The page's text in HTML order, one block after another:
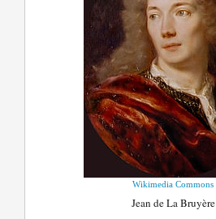
Wikimedia Commons
Jean de La Bruyère